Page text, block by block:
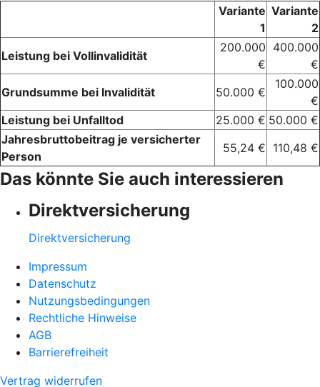
Variante
1
Variante
2
Leistung bei Vollinvalidität
200.000
€
400.000
€
Grundsumme bei Invalidität
50.000 €
100.000
€
Leistung bei Unfalltod
25.000 € 50.000 €
Jahresbruttobeitrag je versicherter
Person
55,24 € 110,48 €
Das könnte Sie auch interessieren
Direktversicherung
Direktversicherung
Impressum
Datenschutz
Nutzungsbedingungen
Rechtliche Hinweise
AGB
Barrierefreiheit
Vertrag widerrufen